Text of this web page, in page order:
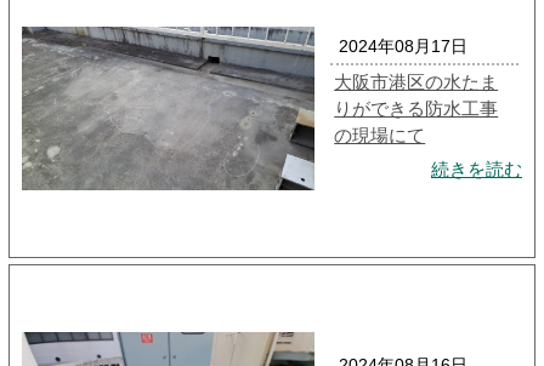
2024年08月17日
大阪市港区の水たま
りができる防水工事
の現場にて
続きを読む